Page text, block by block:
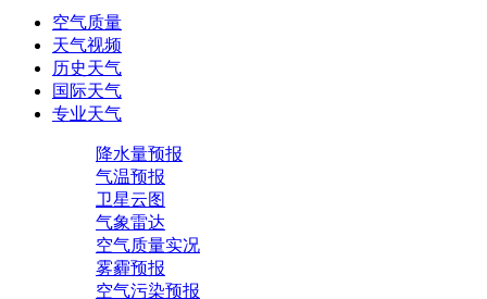
空气质量
天气视频
历史天气
国际天气
专业天气
降水量预报
气温预报
卫星云图
气象雷达
空气质量实况
雾霾预报
空气污染预报